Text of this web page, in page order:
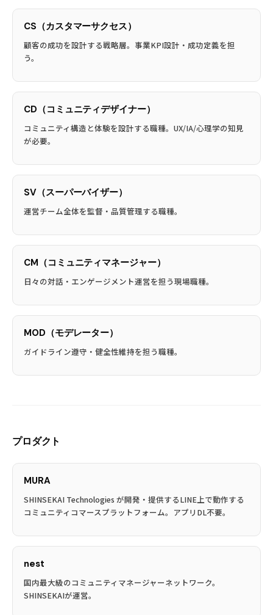
CS（カスタマーサクセス）
顧客の成功を設計する戦略層。事業KPI設計・成功定義を担
う。
CD（コミュニティデザイナー）
コミュニティ構造と体験を設計する職種。UX/IA/心理学の知見
が必要。
SV（スーパーバイザー）
運営チーム全体を監督・品質管理する職種。
CM（コミュニティマネージャー）
日々の対話・エンゲージメント運営を担う現場職種。
MOD（モデレーター）
ガイドライン遵守・健全性維持を担う職種。
プロダクト
MURA
SHINSEKAI Technologies が開発・提供するLINE上で動作する
コミュニティコマースプラットフォーム。アプリDL不要。
nest
国内最大級のコミュニティマネージャーネットワーク。
SHINSEKAIが運営。